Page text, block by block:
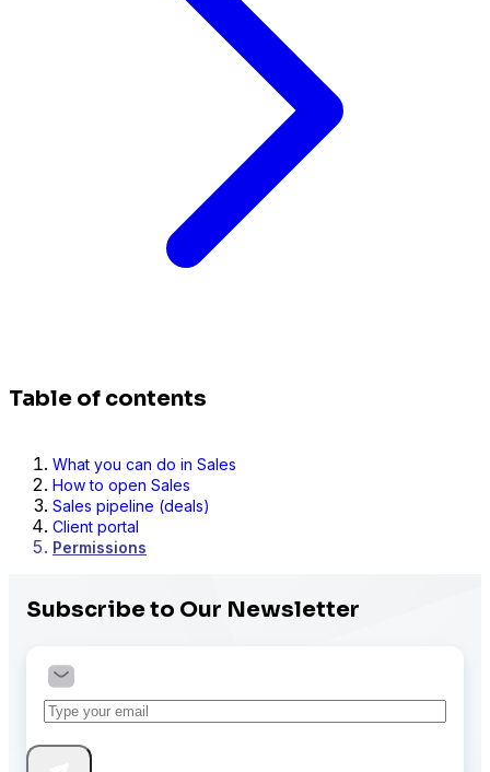
Table of contents
What you can do in Sales
How to open Sales
Sales pipeline (deals)
Client portal
Permissions
Subscribe to Our Newsletter